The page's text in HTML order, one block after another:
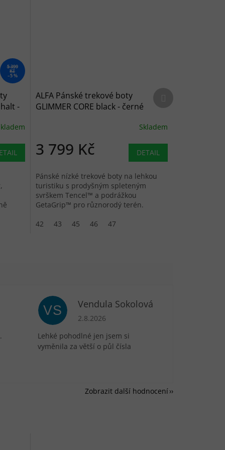
5 399
Kč
–5 %
-
ALFA Pánské trekové boty
GLIMMER CORE black - černé
Skladem
3 799 Kč DETAIL
Pánské nízké trekové boty na lehkou
turistiku s prodyšným spleteným
svrškem Tencel™ a podrážkou
GetaGrip™ pro různorodý terén.
42
43 45 46 47
je 5 z 5 hvězdiček.
VS Vendula Sokolová
Hodnocení obchodu je 5 z 5 hvězdiček.
2.8.2026
Lehké pohodlné jen jsem si
vyměnila za větší o půl čísla
Zobrazit další hodnocení